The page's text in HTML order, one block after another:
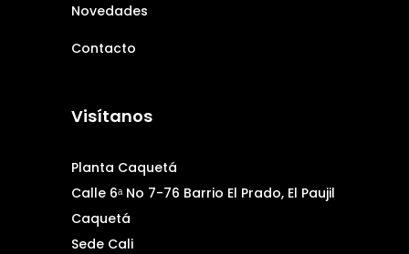
Novedades
Contacto
Visítanos
Planta Caquetá
Calle 6ᵃ No 7-76 Barrio El Prado, El Paujil
Caquetá
Sede Cali